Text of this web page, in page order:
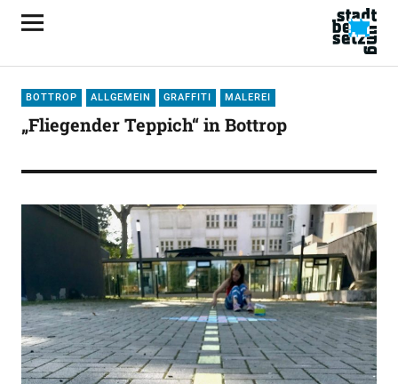
BOTTROP ALLGEMEIN GRAFFITI MALEREI
„Fliegender Teppich“ in Bottrop